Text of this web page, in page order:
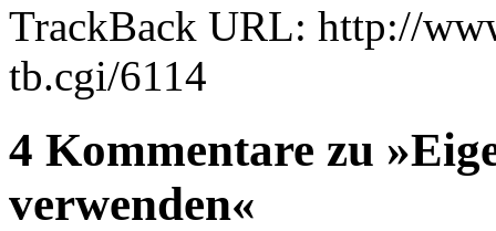
TrackBack URL: http://
tb.cgi/6114
4 Kommentare zu
verwenden«